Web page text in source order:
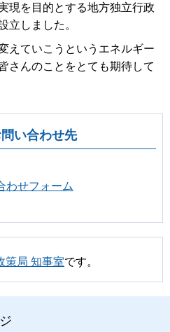
現を目的とする地方独立行政
立しました。
えていこうというエネルギー
さんのことをとても期待して
い合わせ先
わせフォーム
策局 知事室です。